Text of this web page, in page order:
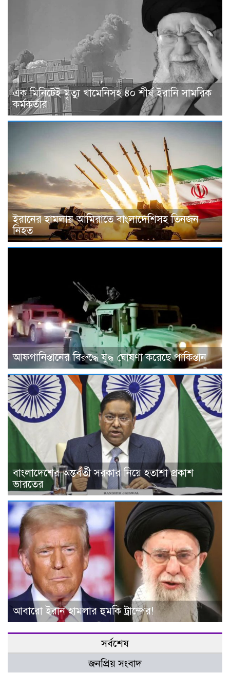
এক মিনিটেই মৃত্যু খামেনিসহ ৪০ শীর্ষ ইরানি সামরিক
কর্মকর্তার
ইরানের হামলায় আমিরাতে বাংলাদেশিসহ তিনজন
নিহত
আফগানিস্তানের বিরুদ্ধে যুদ্ধ ঘোষণা করেছে পাকিস্তান
বাংলাদেশের অন্তর্বর্তী সরকার নিয়ে হতাশা প্রকাশ
ভারতের
আবারো ইরান হামলার হুমকি ট্রাম্পের!
সর্বশেষ
জনপ্রিয় সংবাদ